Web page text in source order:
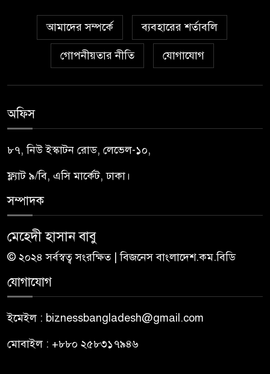
আমাদের সম্পর্কে ব্যবহারের শর্তাবলি
গোপনীয়তার নীতি যোগাযোগ
অফিস
৮৭, নিউ ইস্কাটন রোড, লেভেল-১০,
ফ্ল্যাট ৯/বি, এসি মার্কেট, ঢাকা।
সম্পাদক
মেহেদী হাসান বাবু
© ২০২৪ সর্বস্বত্ব সংরক্ষিত | বিজনেস বাংলাদেশ.কম.বিডি
যোগাযোগ
ইমেইল : biznessbangladesh@gmail.com
মোবাইল : +৮৮০ ২৫৮৩১৭৯৪৬